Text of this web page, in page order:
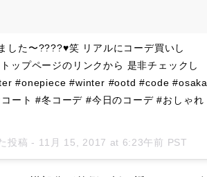
した〜????♥️笑 リアルにコーデ買いし
プページのリンクから 是非チェックし
#onepiece #winter #ootd #code #osaka
ート #冬コーデ #今日のコーデ #おしゃれ
投稿 - 11月 15, 2017 at 6:23午前 PST